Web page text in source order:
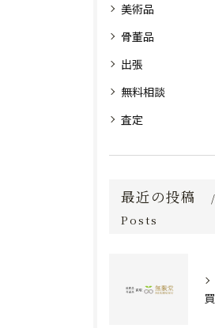
美術品
骨董品
出張
無料相談
査定
最近の投稿
Posts